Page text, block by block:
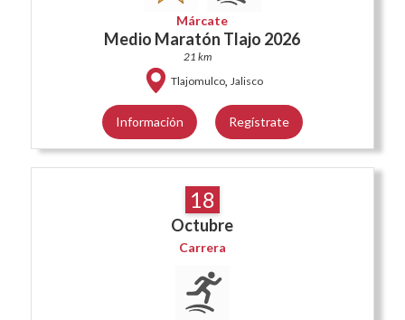
Márcate
Medio Maratón Tlajo 2026
21 km
Tlajomulco, Jalisco
Información Regístrate
18
Octubre
Carrera